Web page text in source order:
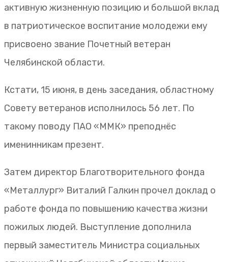
активную жизненную позицию и большой вклад
в патриотическое воспитание молодежи ему
присвоено звание Почетный ветеран
Челябинской области.
Кстати, 15 июня, в день заседания, областному
Совету ветеранов исполнилось 56 лет. По
такому поводу ПАО «ММК» преподнёс
именинникам презент.
Затем директор Благотворительного фонда
«Металлург» Виталий Галкин прочел доклад о
работе фонда по повышению качества жизни
пожилых людей. Выступление дополнила
первый заместитель Министра социальных